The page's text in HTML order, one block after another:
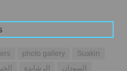
photo gallery
Suakin
الرشايدة
السودان